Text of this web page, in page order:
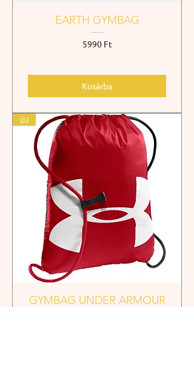
EARTH GYMBAG
Ár
5990 Ft
Kosárba
ÚJ
GYMBAG UNDER ARMOUR